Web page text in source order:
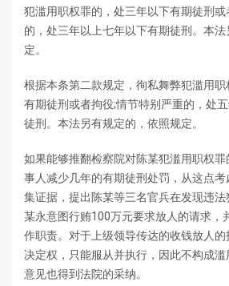
犯滥用职权罪的，处三年以下有期徒刑
的，处三年以上七年以下有期徒刑。本
定。
根据本条第二款规定，徇私舞弊犯滥用
有期徒刑或者拘役;情节特别严重的，处
徒刑。本法另有规定的，依照规定。
如果能够推翻检察院对陈某犯滥用职权罪
事人减少几年的有期徒刑处罚，从这点
集证据，提出陈某等三名官兵在发现违
某永意图行贿100万元要求放人的请求，
作职责。对于上级领导传达的收钱放人
决定权，只能服从并执行，因此不构成
意见也得到法院的采纳。